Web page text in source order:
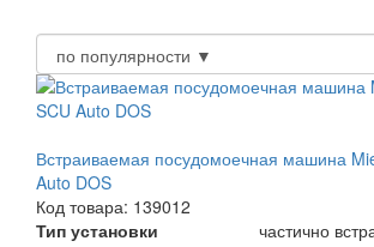
Встраиваемая посудомоечная машина
Auto DOS
Код товара: 139012
Тип установки
частично